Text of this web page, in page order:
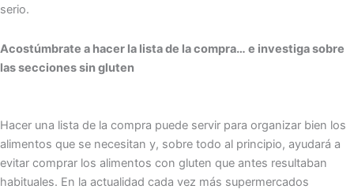
serio.
Acostúmbrate a hacer la lista de la compra… e investiga sobre
las secciones sin gluten
Hacer una lista de la compra puede servir para organizar bien los
alimentos que se necesitan y, sobre todo al principio, ayudará a
evitar comprar los alimentos con gluten que antes resultaban
habituales. En la actualidad cada vez más supermercados